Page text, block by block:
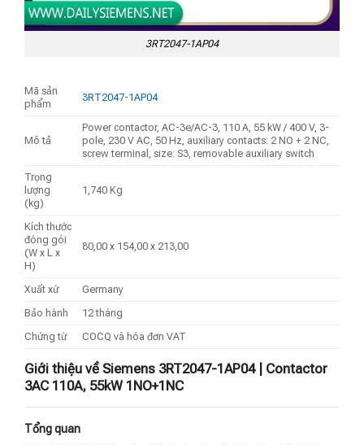
3RT2047-1AP04
Mã sản
phẩm
3RT2047-1AP04
Mô tả
Power contactor, AC-3e/AC-3, 110 A, 55 kW / 400 V, 3-
pole, 230 V AC, 50 Hz, auxiliary contacts: 2 NO + 2 NC,
screw terminal, size: S3, removable auxiliary switch
Trọng
lượng
(kg)
1,740 Kg
Kích thước
đóng gói
(W x L x
H)
80,00 x 154,00 x 213,00
Xuất xứ
Germany
Bảo hành
12 tháng
Chứng từ
COCQ và hóa đơn VAT
Giới thiệu về Siemens 3RT2047-1AP04 | Contactor
3AC 110A, 55kW 1NO+1NC
Tổng quan